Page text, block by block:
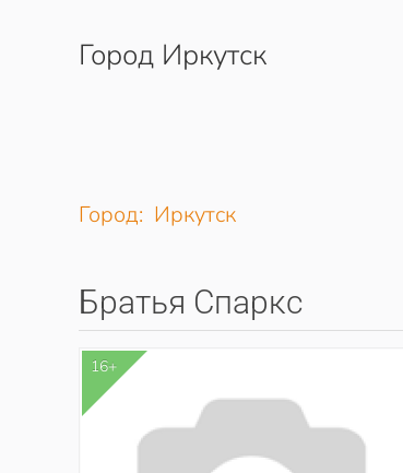
Перейти к содержимому
Город Иркутск
Город: Иркутск
Братья Спаркс
16+